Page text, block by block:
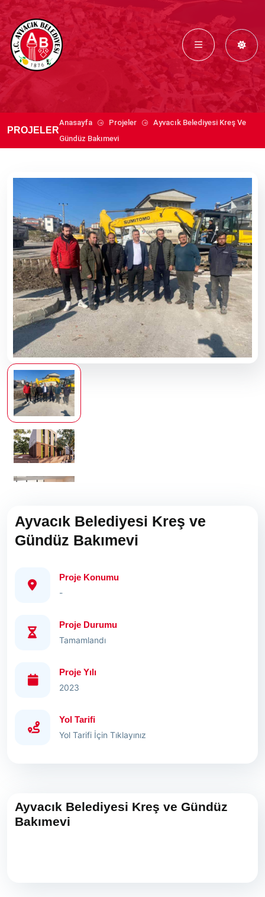
PROJELER
Anasayfa Projeler
Ayvacık Belediyesi Kreş Ve
Gündüz Bakımevi
Ayvacık Belediyesi Kreş ve
Gündüz Bakımevi
Proje Konumu
-
Proje Durumu
Tamamlandı
Proje Yılı
2023
Yol Tarifi
Yol Tarifi İçin Tıklayınız
Ayvacık Belediyesi Kreş ve Gündüz
Bakımevi